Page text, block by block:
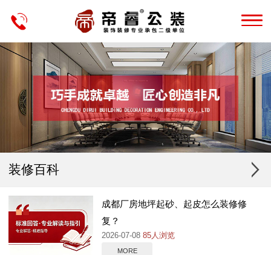
装修百科
成都厂房地坪起砂、起皮怎么装修修
复？
2026-07-08 85人浏览
MORE